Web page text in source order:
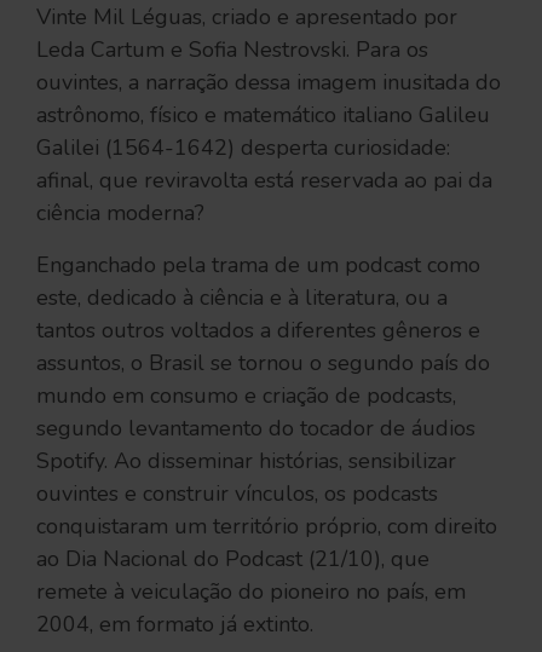
Vinte Mil Léguas, criado e apresentado por
Leda Cartum e Sofia Nestrovski. Para os
ouvintes, a narração dessa imagem inusitada do
astrônomo, físico e matemático italiano Galileu
Galilei (1564-1642) desperta curiosidade:
afinal, que reviravolta está reservada ao pai da
ciência moderna?
Enganchado pela trama de um podcast como
este, dedicado à ciência e à literatura, ou a
tantos outros voltados a diferentes gêneros e
assuntos, o Brasil se tornou o segundo país do
mundo em consumo e criação de podcasts,
segundo levantamento do tocador de áudios
Spotify. Ao disseminar histórias, sensibilizar
ouvintes e construir vínculos, os podcasts
conquistaram um território próprio, com direito
ao Dia Nacional do Podcast (21/10), que
remete à veiculação do pioneiro no país, em
2004, em formato já extinto.